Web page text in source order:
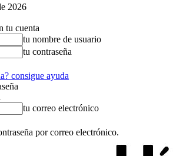
2026
tu cuenta
tu nombre de usuario
tu contraseña
consigue ayuda
tu correo electrónico
por correo electrónico.